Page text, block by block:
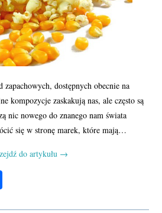
dostępnych obecnie na
kompozycje zaskakują nas, ale często są
nic nowego do znanego nam świata
się w stronę marek, które mają…
do artykułu →